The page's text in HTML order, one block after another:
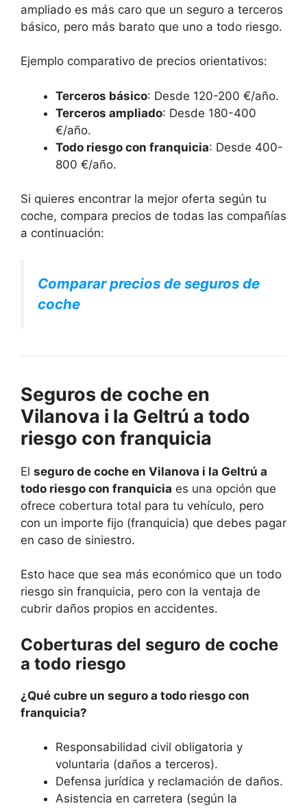
ampliado es más caro que un seguro a terceros
básico, pero más barato que uno a todo riesgo.
Ejemplo comparativo de precios orientativos:
Terceros básico: Desde 120-200 €/año.
Terceros ampliado: Desde 180-400
€/año.
Todo riesgo con franquicia: Desde 400-
800 €/año.
Si quieres encontrar la mejor oferta según tu
coche, compara precios de todas las compañías
a continuación:
Comparar precios de seguros de
coche
Seguros de coche en
Vilanova i la Geltrú a todo
riesgo con franquicia
El seguro de coche en Vilanova i la Geltrú a
todo riesgo con franquicia es una opción que
ofrece cobertura total para tu vehículo, pero
con un importe fijo (franquicia) que debes pagar
en caso de siniestro.
Esto hace que sea más económico que un todo
riesgo sin franquicia, pero con la ventaja de
cubrir daños propios en accidentes.
Coberturas del seguro de coche
a todo riesgo
¿Qué cubre un seguro a todo riesgo con
franquicia?
Responsabilidad civil obligatoria y
voluntaria (daños a terceros).
Defensa jurídica y reclamación de daños.
Asistencia en carretera (según la